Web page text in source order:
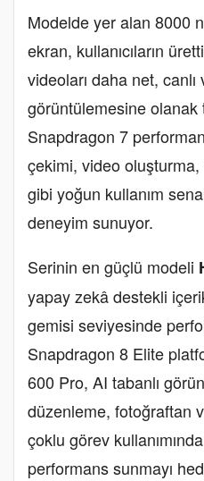
Modelde yer alan 8000
ekran, kullanıcıların
videoları daha net,
görüntülemesine olanak
Snapdragon 7
çekimi, video
gibi yoğun kullanım
deneyim sunuyor.
Serinin en güçlü modeli
yapay zekâ destekli
gemisi seviyesinde
Snapdragon 8 Elite
600 Pro, AI tabanlı
düzenleme, fotoğraftan
çoklu görev
performans sunmayı